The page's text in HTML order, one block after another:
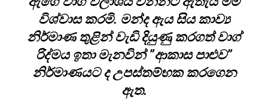
විශ්වාස කරමි. මන්ද ඇය සිය කාව්‍ය
නිර්මාණ තුළින් වැඩි දියුණු කරගත් වාග්
රිද්මය ඉතා මැනවින් ”ආකාස පාළුව”
නිර්මාණයට ද උපස්තම්භක කරගෙන
ඇත.